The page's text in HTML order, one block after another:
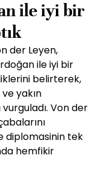
ile iyi bir
der Leyen,
ile iyi bir
belirterek,
yakın
vurguladı. Von der
diplomasinin tek
hemfikir